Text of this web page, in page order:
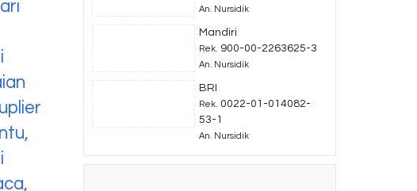
An. Nursidik
Mandiri
Rek. 900-00-2263625-3
An. Nursidik
BRI
Rek.
0022-01-014082-
53-1
An. Nursidik